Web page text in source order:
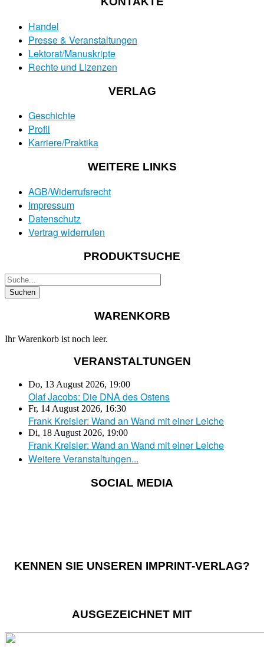
Handel
Presse & Veranstaltungen
Lektorat/Manuskripte
Rechte und Lizenzen
VERLAG
Geschichte
Profil
Karriere/Praktika
WEITERE LINKS
AGB/Widerrufsrecht
Impressum
Datenschutz
Vertrag widerrufen
PRODUKTSUCHE
WARENKORB
Ihr Warenkorb ist noch leer.
VERANSTALTUNGEN
Do, 13 August 2026, 19:00
Olaf Jacobs: Die DNA des Ostens
Fr, 14 August 2026, 16:30
Frank Kreisler: Wand an Wand mit einer Leiche
Di, 18 August 2026, 19:00
Frank Kreisler: Wand an Wand mit einer Leiche
Weitere Veranstaltungen...
SOCIAL MEDIA
KENNEN SIE UNSEREN IMPRINT-VERLAG?
AUSGEZEICHNET MIT